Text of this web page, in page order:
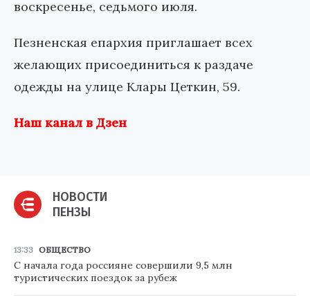
воскресенье, седьмого июля.
Пезненская епархия приглашает всех
желающих присоединиться к раздаче
одежды на улице Клары Цеткин, 59.
Наш канал в Дзен
НОВОСТИ
ПЕНЗЫ
13:33 ОБЩЕСТВО
С начала года россияне совершили 9,5 млн
туристических поездок за рубеж